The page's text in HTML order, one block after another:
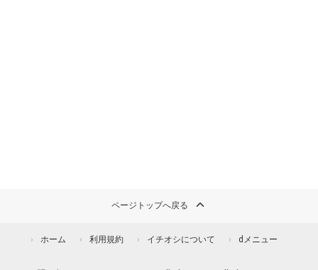
ページトップへ戻る
ホーム 利用規約 イチオシについて dメニュー